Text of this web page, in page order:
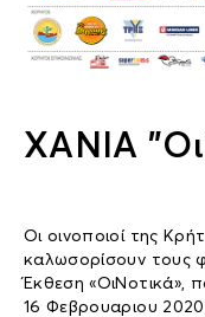
XANIA
Οι οινοποιοί της
καλωσορίσουν τους
Έκθεση «ΟιΝοτικά»,
16 Φεβρουαριου